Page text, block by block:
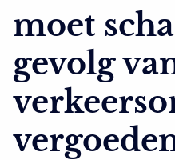
moet
gevolg